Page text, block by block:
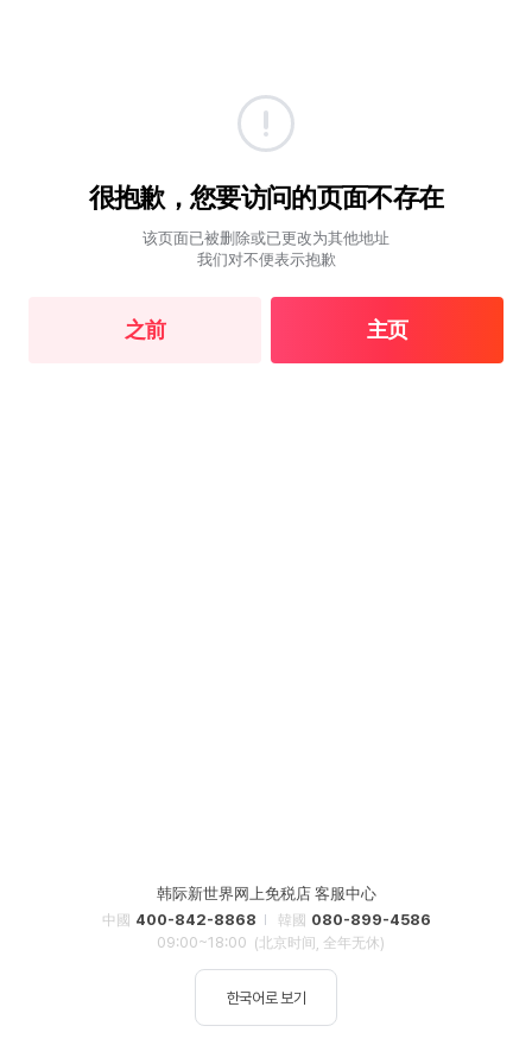
很抱歉，您要访问的页面不存在
该页面已被删除或已更改为其他地址
我们对不便表示抱歉
之前 主页
韩际新世界网上免税店 客服中心
中國 400-842-8868 韓國 080-899-4586
09:00~18:00 (北京时间, 全年无休)
한국어로 보기